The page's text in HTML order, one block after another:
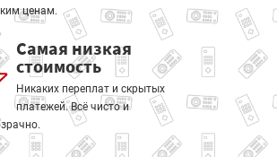
ценам.
Самая низкая
стоимость
Никаких переплат и скрытых
платежей. Всё чисто и